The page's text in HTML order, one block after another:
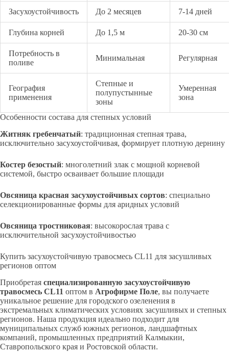
Засухоустойчивость До 2 месяцев 7-14 дней
Глубина корней До 1,5 м 20-30 см
Потребность в
поливе
Минимальная Регулярная
География
применения
Степные и
полупустынные
зоны
Умеренная
зона
Особенности состава для степных условий
Житняк гребенчатый: традиционная степная трава,
исключительно засухоустойчивая, формирует плотную дернину
Костер безостый: многолетний злак с мощной корневой
системой, быстро осваивает большие площади
Овсяница красная засухоустойчивых сортов: специально
селекционированные формы для аридных условий
Овсяница тростниковая: высокорослая трава с
исключительной засухоустойчивостью
Купить засухоустойчивую травосмесь CL11 для засушливых
регионов оптом
Приобретая специализированную засухоустойчивую
травосмесь CL11 оптом в Агрофирме Поле, вы получаете
уникальное решение для городского озеленения в
экстремальных климатических условиях засушливых и степных
регионов. Наша продукция идеально подходит для
муниципальных служб южных регионов, ландшафтных
компаний, промышленных предприятий Калмыкии,
Ставропольского края и Ростовской области.